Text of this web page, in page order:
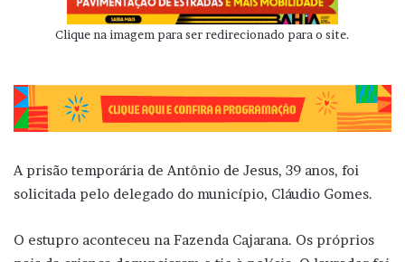
Clique na imagem para ser redirecionado para o site.
A prisão temporária de Antônio de Jesus, 39 anos, foi
solicitada pelo delegado do município, Cláudio Gomes.
O estupro aconteceu na Fazenda Cajarana. Os próprios